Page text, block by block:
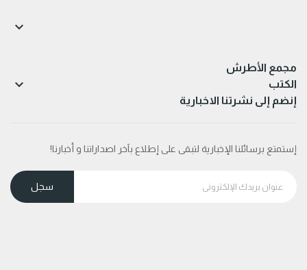
مجمع الأطرش

الكتب 
إنضم إلى نشرتنا الاخبارية
إستمتع برسائلنا الإخبارية لتبقى على إطلاع بآخر اصداراتنا و أخبارنا!